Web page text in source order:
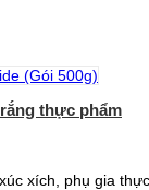
thực phẩm
xích, phụ gia